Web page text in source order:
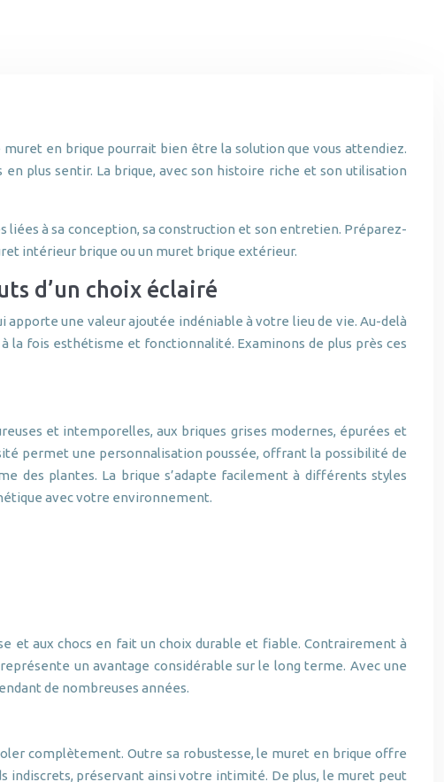
en brique pourrait bien être la solution que vous attendiez.
plus sentir. La brique, avec son histoire riche et son utilisation
liées à sa conception, sa construction et son entretien. Préparez-
intérieur brique ou un muret brique extérieur.
d’un choix éclairé
une valeur ajoutée indéniable à votre lieu de vie. Au-delà
la fois esthétisme et fonctionnalité. Examinons de plus près ces
et intemporelles, aux briques grises modernes, épurées et
permet une personnalisation poussée, offrant la possibilité de
des plantes. La brique s’adapte facilement à différents styles
avec votre environnement.
et aux chocs en fait un choix durable et fiable. Contrairement à
un avantage considérable sur le long terme. Avec une
de nombreuses années.
complètement. Outre sa robustesse, le muret en brique offre
préservant ainsi votre intimité. De plus, le muret peut